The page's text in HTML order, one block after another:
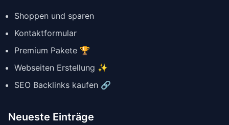
Shoppen und sparen
Kontaktformular
Premium Pakete 🏆
Webseiten Erstellung ✨
SEO Backlinks kaufen 🔗
Neueste Einträge